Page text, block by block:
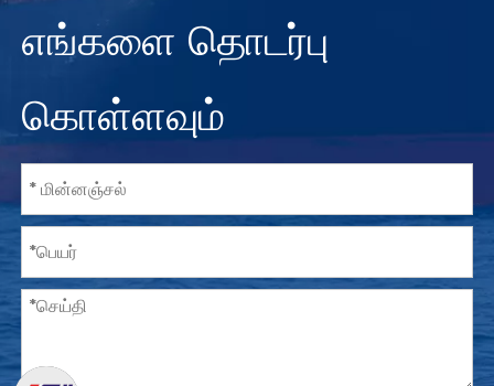
எங்களை தொடர்பு
கொள்ளவும்